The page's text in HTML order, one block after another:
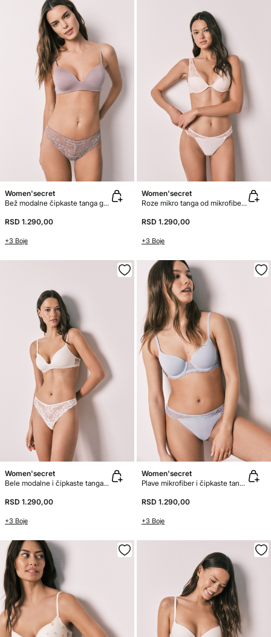
Women'secret
Bež modalne čipkaste tanga gaćice
RSD 1.290,00
+3 Boje
Women'secret
Roze mikro tanga od mikrofibera i čipke
RSD 1.290,00
+3 Boje
Women'secret
Bele modalne i čipkaste tanga gaćice
RSD 1.290,00
+3 Boje
Women'secret
Plave mikrofiber i čipkaste tanga gaćice
RSD 1.290,00
+3 Boje